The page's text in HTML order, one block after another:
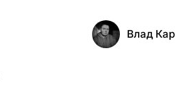
Влад